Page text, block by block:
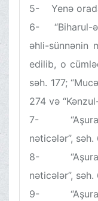
5- Yenə
6- “Biharul-
əhli-sünnənin
edilib, o
səh. 177;
274 və
7- “Aşura,
nəticələr”, səh.
8- “Aşura,
nəticələr”, səh.
9- “Aşura,